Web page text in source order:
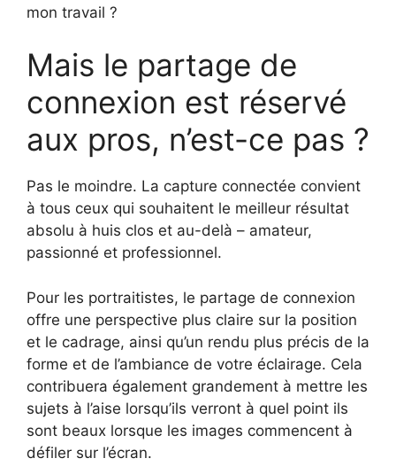
mon travail ?
Mais le partage de
connexion est réservé
aux pros, n’est-ce pas ?
Pas le moindre. La capture connectée convient
à tous ceux qui souhaitent le meilleur résultat
absolu à huis clos et au-delà – amateur,
passionné et professionnel.
Pour les portraitistes, le partage de connexion
offre une perspective plus claire sur la position
et le cadrage, ainsi qu’un rendu plus précis de la
forme et de l’ambiance de votre éclairage. Cela
contribuera également grandement à mettre les
sujets à l’aise lorsqu’ils verront à quel point ils
sont beaux lorsque les images commencent à
défiler sur l’écran.